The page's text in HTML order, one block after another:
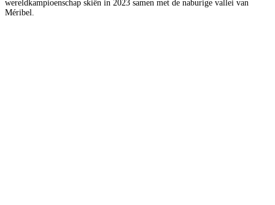
wereldkampioenschap skiën in 2023 samen met de naburige vallei van
Méribel.